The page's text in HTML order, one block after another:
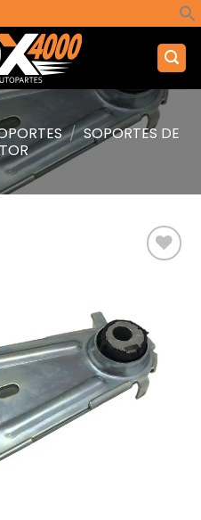
/ SOPORTES DE
deseos